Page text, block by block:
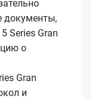
документы,
Series Gran
о
Gran
и